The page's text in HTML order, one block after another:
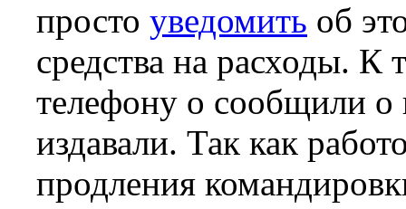
просто уведомить об
средства на расходы. К
телефону о сообщили о
издавали. Так как
продления